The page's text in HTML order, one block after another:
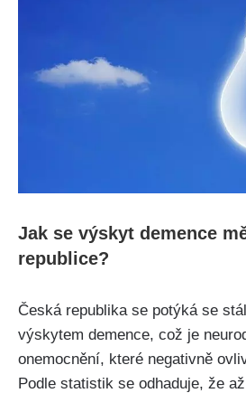
Jak se výskyt demence
republice?
Česká republika se potýká se
výskytem demence, což je
onemocnění, které negativně
Podle statistik se odhaduje, že